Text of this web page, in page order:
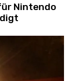
Nintendo